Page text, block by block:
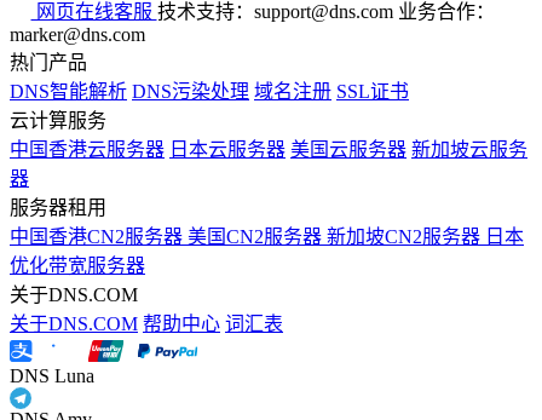
网页在线客服 技术支持：support@dns.com 业务合作：
marker@dns.com
热门产品
DNS智能解析 DNS污染处理 域名注册 SSL证书
云计算服务
中国香港云服务器 日本云服务器 美国云服务器 新加坡云服务
器
服务器租用
中国香港CN2服务器 美国CN2服务器 新加坡CN2服务器 日本
优化带宽服务器
关于DNS.COM
关于DNS.COM 帮助中心 词汇表
DNS Luna